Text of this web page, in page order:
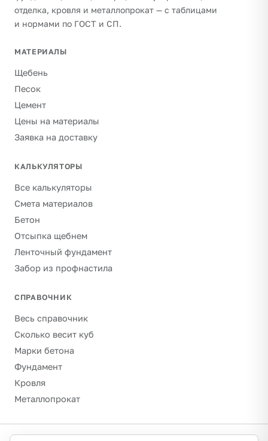
отделка, кровля и металлопрокат — с таблицами
и нормами по ГОСТ и СП.
МАТЕРИАЛЫ
Щебень
Песок
Цемент
Цены на материалы
Заявка на доставку
КАЛЬКУЛЯТОРЫ
Все калькуляторы
Смета материалов
Бетон
Отсыпка щебнем
Ленточный фундамент
Забор из профнастила
СПРАВОЧНИК
Весь справочник
Сколько весит куб
Марки бетона
Фундамент
Кровля
Металлопрокат